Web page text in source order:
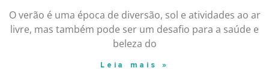
O verão é uma época de diversão, sol e atividades ao ar
livre, mas também pode ser um desafio para a saúde e
beleza do
Leia mais »